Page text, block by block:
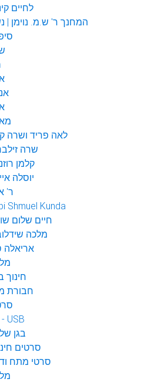
לחיים
המחנך ר' ש.מ. נוימן |
לאה פריד ושרה
שרה
קלמן
יוסלה
ר'
Shmuel Kunda
חיים שלום
מלכה
אריאלה
חינוך
חבורת
USB
בגן
סרטים
סרטי מתח